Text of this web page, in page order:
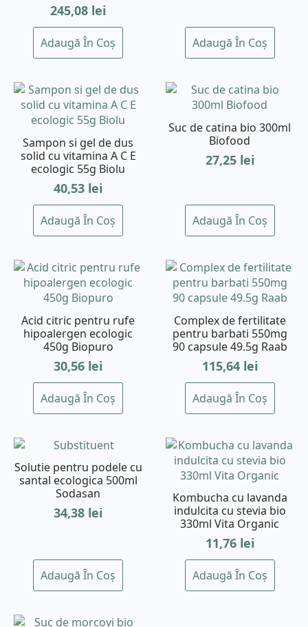
245,08 lei
Adaugă În Coș Adaugă În Coș
Sampon si gel de dus
solid cu vitamina A C E
ecologic 55g Biolu
40,53 lei
Adaugă În Coș
Suc de catina bio 300ml
Biofood
27,25 lei
Adaugă În Coș
Acid citric pentru rufe
hipoalergen ecologic
450g Biopuro
30,56 lei
Adaugă În Coș
Complex de fertilitate
pentru barbati 550mg
90 capsule 49.5g Raab
115,64 lei
Adaugă În Coș
Solutie pentru podele cu
santal ecologica 500ml
Sodasan
34,38 lei
Adaugă În Coș
Kombucha cu lavanda
indulcita cu stevia bio
330ml Vita Organic
11,76 lei
Adaugă În Coș